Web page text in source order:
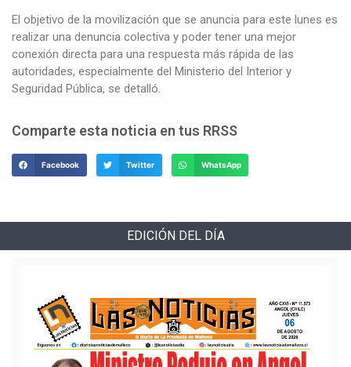
El objetivo de la movilización que se anuncia para este lunes es
realizar una denuncia colectiva y poder tener una mejor
conexión directa para una respuesta más rápida de las
autoridades, especialmente del Ministerio del Interior y
Seguridad Pública, se detalló.
Comparte esta noticia en tus RRSS
Facebook Twitter WhatsApp
EDICIÓN DEL DÍA